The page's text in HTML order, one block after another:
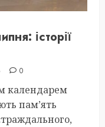
історії
0
календарем
пам’ять